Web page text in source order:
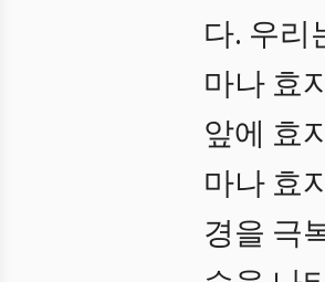
다. 우리
마나 효
앞에 효
마나 효
경을 극